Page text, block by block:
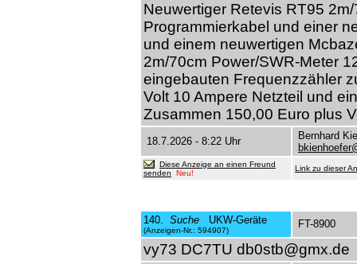
Neuwertiger Retevis RT95
Programmierkabel und einer
und einem neuwertigen
2m/70cm Power/SWR-Meter
eingebauten Frequenzzähler
Volt 10 Ampere Netzteil und
Zusammen 150,00 Euro plus
18.7.2026 - 8:22 Uhr
Bernhard
Diese Anzeige an einen Freund
senden
Neu!
Link zu dieser
140. Suche UKW-Geräte
(Anzeigen-Nr.: 594907)
FT-8900
vy73 DC7TU db0stb@gmx.de